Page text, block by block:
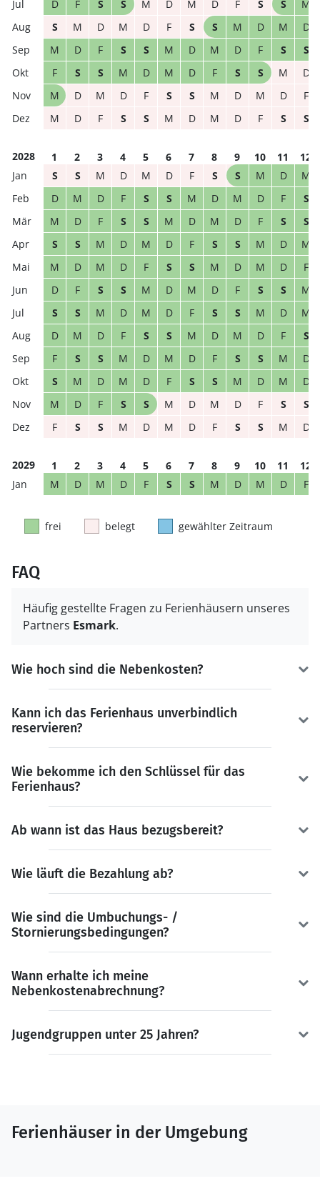
D F S S M D M D F S S
M
S
M D M D F S S M D M
D
M
D F S S M D M D F S
S
F
S S M D M D F S S M
D
M
D M D F S S M D M D
F
M
D F S S M D M D F S S
2028 1 2 3 4 5 6 7 8 9 10 11
12
S
S M D M D F S S M D
M
D
M D F S S M D M D F
S
M
D F S S M D M D F S
S
S
S M D M D F S S M D
M
M
D M D F S S M D M D
F
D
F S S M D M D F S S
M
S
S M D M D F S S M D
M
D
M D F S S M D M D F
S
F
S S M D M D F S S M
D
S
M D M D F S S M D M
D
M
D F S S M D M D F S
S
F
S S M D M D F S S M D
2029 1 2 3 4 5 6 7 8 9 10 11
12
M
D M D F S S M D M D F
frei belegt gewählter Zeitraum
FAQ
Häufig gestellte Fragen zu Ferienhäusern unseres
Partners Esmark.
Wie hoch sind die Nebenkosten?
Kann ich das Ferienhaus unverbindlich
reservieren?
Wie bekomme ich den Schlüssel für das
Ferienhaus?
Ab wann ist das Haus bezugsbereit?
Wie läuft die Bezahlung ab?
Wie sind die Umbuchungs- /
Stornierungsbedingungen?
Wann erhalte ich meine
Nebenkostenabrechnung?
Jugendgruppen unter 25 Jahren?
Ferienhäuser in der Umgebung